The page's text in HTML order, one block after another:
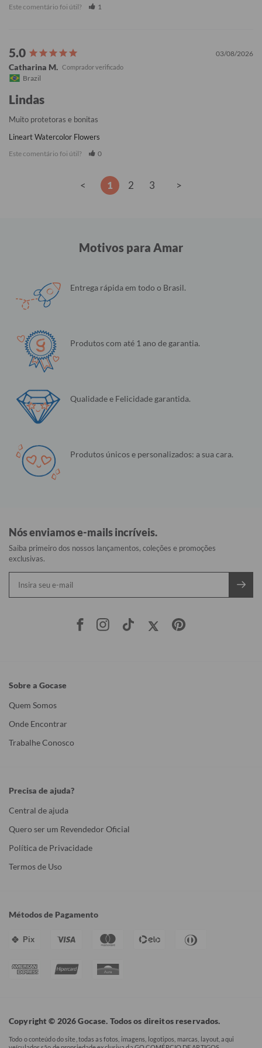
Este comentário foi útil? 1
03/08/2026
Catharina M.
Brazil
Lindas
Muito protetoras e bonitas
Lineart Watercolor Flowers
Este comentário foi útil? 0
< 1 2 3 >
Motivos para Amar
Entrega rápida em todo o Brasil.
Produtos com até 1 ano de garantia.
Qualidade e Felicidade garantida.
Produtos únicos e personalizados: a sua cara.
Nós enviamos e-mails incríveis.
Saiba primeiro dos nossos lançamentos, coleções e promoções
exclusivas.
Sobre a Gocase
Quem Somos
Onde Encontrar
Trabalhe Conosco
Precisa de ajuda?
Central de ajuda
Quero ser um Revendedor Oficial
Política de Privacidade
Termos de Uso
Métodos de Pagamento
Pix
Copyright © 2026 Gocase. Todos os direitos reservados.
Todo o conteúdo do site, todas as fotos, imagens, logotipos, marcas, layout, aqui